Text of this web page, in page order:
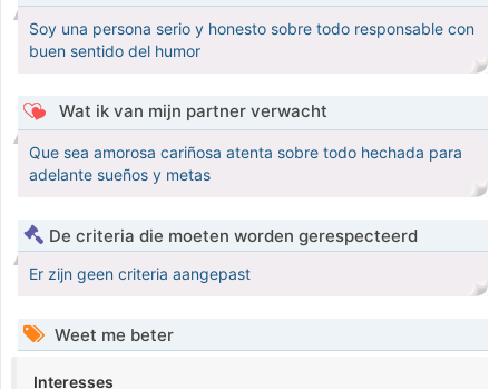
Soy una persona serio y honesto sobre todo responsable con
buen sentido del humor
Wat ik van mijn partner verwacht
Que sea amorosa cariñosa atenta sobre todo hechada para
adelante sueños y metas
De criteria die moeten worden gerespecteerd
Er zijn geen criteria aangepast
Weet me beter
Interesses